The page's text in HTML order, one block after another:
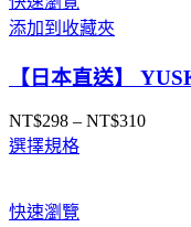
添加到收藏夾
【日本直送】
NT$298 – NT$310價
選擇規格
快速瀏覽